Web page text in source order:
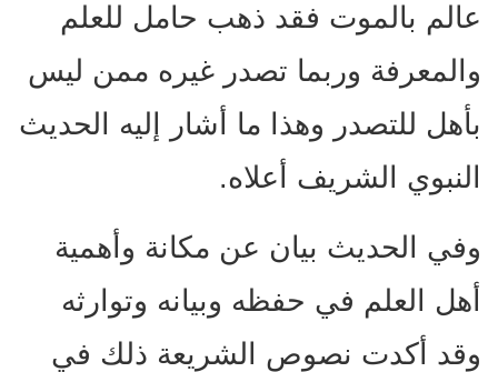
عالم بالموت فقد ذهب حامل للعلم
والمعرفة وربما تصدر غيره ممن ليس
بأهل للتصدر وهذا ما أشار إليه الحديث
النبوي الشريف أعلاه.
وفي الحديث بيان عن مكانة وأهمية
أهل العلم في حفظه وبيانه وتوارثه
وقد أكدت نصوص الشريعة ذلك في